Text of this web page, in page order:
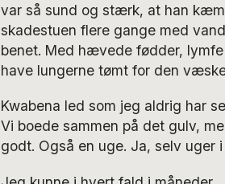
var så sund og stærk, at han
skadestuen flere gange med
benet. Med hævede fødder,
have lungerne tømt for den
Kwabena led som jeg aldrig har
Vi boede sammen på det gulv,
godt. Også en uge. Ja, selv uger